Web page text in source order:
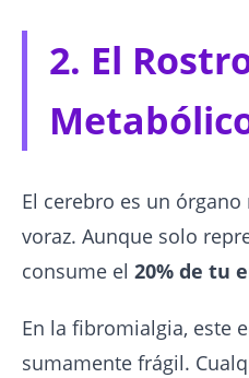
2. El
El cerebro es un
voraz. Aunque solo
consume el 20% de tu
En la fibromialgia, este
sumamente frágil.